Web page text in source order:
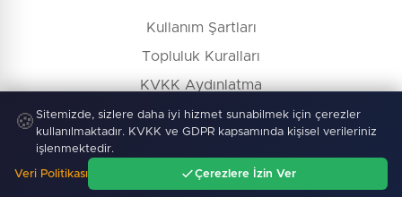
Kullanım Şartları
Topluluk Kuralları
KVKK Aydınlatma
Çerez Politikası
🍪 Sitemizde, sizlere daha iyi hizmet sunabilmek için çerezler
kullanılmaktadır. KVKK ve GDPR kapsamında kişisel verileriniz
işlenmektedir.
Veri Politikası Çerezlere İzin Ver
Gündem Ara Menü